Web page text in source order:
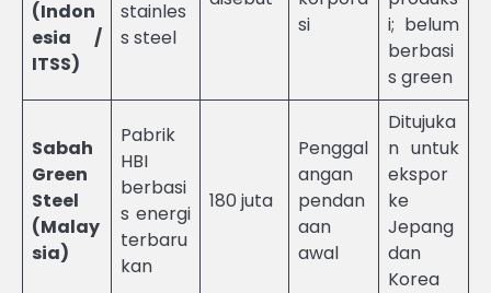
(Indon
esia /
ITSS)
stainles
s steel
si
i; belum
berbasi
s green
Sabah
Green
Steel
(Malay
sia)
Pabrik
HBI
berbasi
s energi
terbaru
kan
180 juta
Penggal
angan
pendan
aan
awal
Ditujuka
n untuk
ekspor
ke
Jepang
dan
Korea